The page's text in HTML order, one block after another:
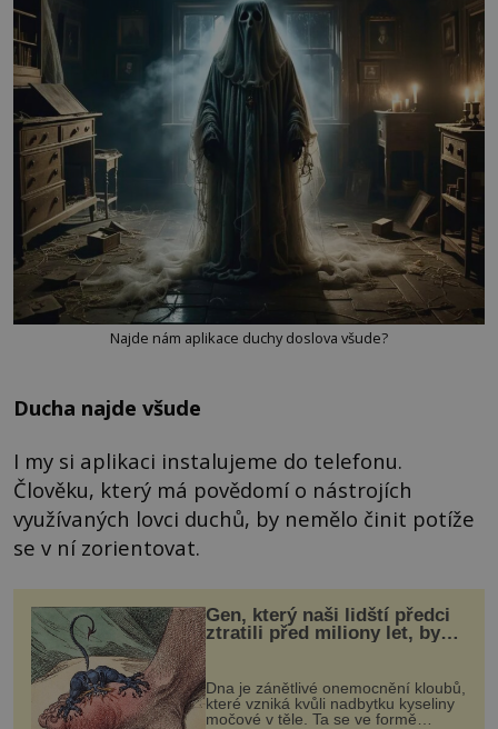
Najde nám aplikace duchy doslova všude?
Ducha najde všude
I my si aplikaci instalujeme do telefonu.
Člověku, který má povědomí o nástrojích
využívaných lovci duchů, by nemělo činit potíže
se v ní zorientovat.
Gen, který naši lidští předci
ztratili před miliony let, by
mohl pomoci s léčbou
„nemoci králů“
Dna je zánětlivé onemocnění kloubů,
které vzniká kvůli nadbytku kyseliny
močové v těle. Ta se ve formě